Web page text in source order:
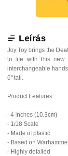
Leírás
Joy Toy brings the
to life with this new
interchangeable
6" tall.
Product Features:
- 4 inches (10.3cm)
- 1/18 Scale
- Made of plastic
- Based on
- Highly detailed